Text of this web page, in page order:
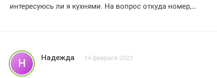
интересуюсь ли я кухнями. На вопрос откуда номер,
чтобы их компанию я рассматривал как вариант. На
сайте этой конторы я никогда не был, контакты свои им
не оставлял. Знаю как работает это схема и как воруют
Н Надежда 14 февраля 2023